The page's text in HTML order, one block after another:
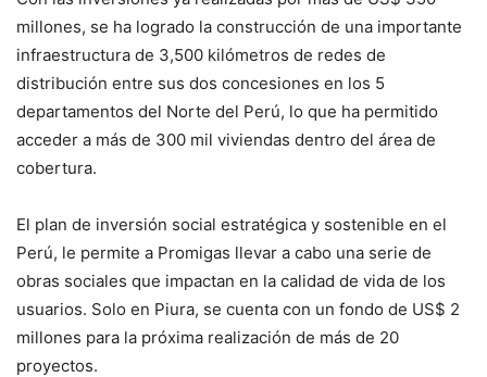
millones, se ha logrado la construcción de una importante
infraestructura de 3,500 kilómetros de redes de
distribución entre sus dos concesiones en los 5
departamentos del Norte del Perú, lo que ha permitido
acceder a más de 300 mil viviendas dentro del área de
cobertura.
El plan de inversión social estratégica y sostenible en el
Perú, le permite a Promigas llevar a cabo una serie de
obras sociales que impactan en la calidad de vida de los
usuarios. Solo en Piura, se cuenta con un fondo de US$ 2
millones para la próxima realización de más de 20
proyectos.